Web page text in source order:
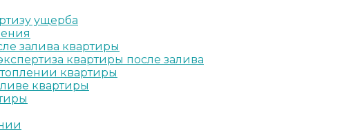
ущерба
залива квартиры
квартиры после залива
квартиры
квартиры